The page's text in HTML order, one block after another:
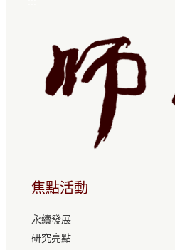
焦點活動
永續發展
研究亮點